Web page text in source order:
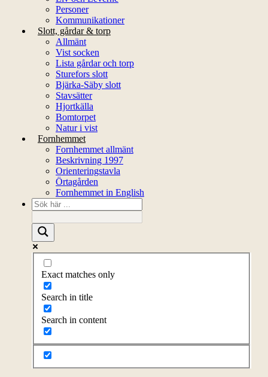
Personer
Kommunikationer
Slott, gårdar & torp
Allmänt
Vist socken
Lista gårdar och torp
Sturefors slott
Bjärka-Säby slott
Stavsätter
Hjortkälla
Bomtorpet
Natur i vist
Fornhemmet
Fornhemmet allmänt
Beskrivning 1997
Orienteringstavla
Örtagården
Fornhemmet in English
Exact matches only
Search in title
Search in content